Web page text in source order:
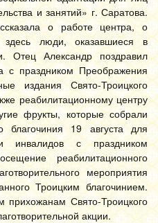
и занятий» г. Саратова.
о работе центра, о
люди, оказавшиеся в
Отец Александр поздравил
с праздником Преображения
издания Свято-Троицкого
реабилитационному центру
фрукты, которые собрали
благочиния 19 августа для
инвалидов с праздником
реабилитационного
мероприятия
Троицким благочинием.
прихожанам Свято-Троицкого
акции.